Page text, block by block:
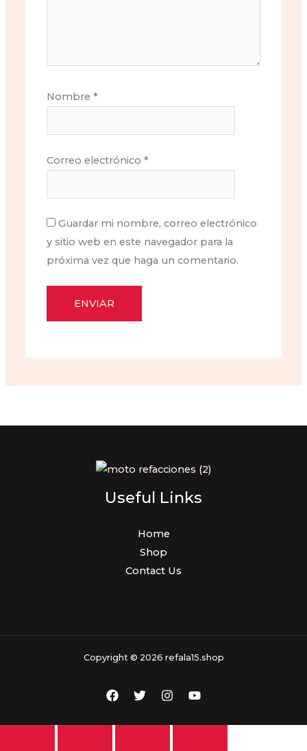
Nombre*
Correo electrónico*
Guardar mi nombre, correo electrónico
y sitio web en este navegador para la
próxima vez que haga un comentario.
Useful Links
Home
Shop
Contact Us
Copyright © 2026 refala15.shop